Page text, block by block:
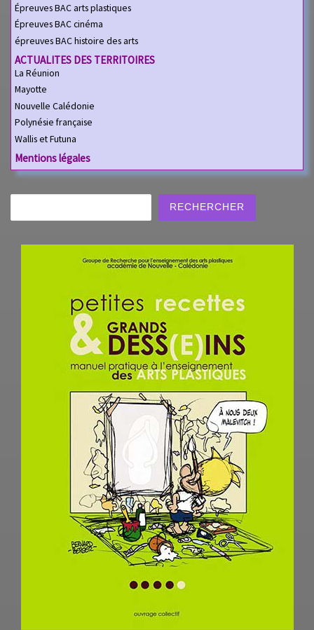
Épreuves BAC arts plastiques
Épreuves BAC cinéma
épreuves BAC histoire des arts
ACTUALITES DES TERRITOIRES
La Réunion
Mayotte
Nouvelle Calédonie
Polynésie française
Wallis et Futuna
Mentions légales
RECHERCHER